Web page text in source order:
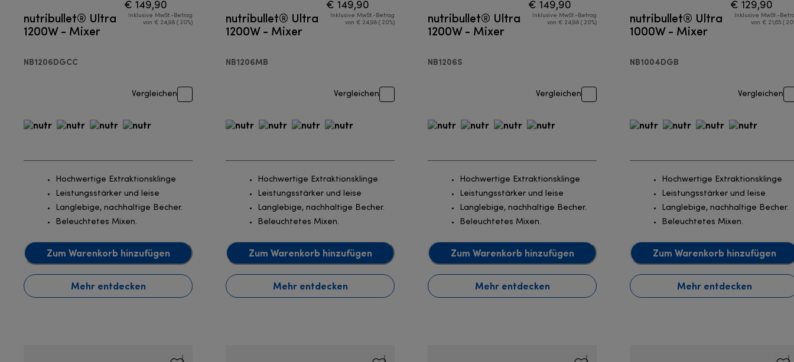
nutribullet® Ultra
1200W - Mixer
NB1206DGCC
€ 149,90
Inklusive MwSt.-Betrag
von € 24,98 ( 20%)
Vergleichen
Hochwertige Extraktionsklinge
Leistungsstärker und leise
Langlebige, nachhaltige Becher.
Beleuchtetes Mixen.
Zum Warenkorb hinzufügen
Mehr entdecken
nutribullet® Ultra
1200W - Mixer
NB1206MB
€ 149,90
Inklusive MwSt.-Betrag
von € 24,98 ( 20%)
Vergleichen
Hochwertige Extraktionsklinge
Leistungsstärker und leise
Langlebige, nachhaltige Becher.
Beleuchtetes Mixen.
Zum Warenkorb hinzufügen
Mehr entdecken
nutribullet® Ultra
1200W - Mixer
NB1206S
€ 149,90
Inklusive MwSt.-Betrag
von € 24,98 ( 20%)
Vergleichen
Hochwertige Extraktionsklinge
Leistungsstärker und leise
Langlebige, nachhaltige Becher.
Beleuchtetes Mixen.
Zum Warenkorb hinzufügen
Mehr entdecken
nutribullet® Ultra
1000W - Mixer
NB1004DGB
€ 129,90
Inklusive MwSt.-
von € 21,65 (
Vergleichen
Hochwertige Extraktionsklinge
Leistungsstärker und leise
Langlebige, nachhaltige Becher.
Beleuchtetes Mixen.
Zum Warenkorb hinzufügen
Mehr entdecken